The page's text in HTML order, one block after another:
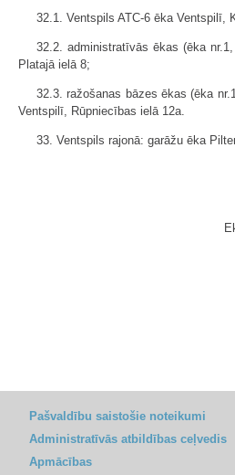
32.1. Ventspils ATC-6 ēka Ventspilī,
32.2. administratīvās ēkas (ēka
Platajā ielā 8;
32.3. ražošanas bāzes ēkas (ēka
Ventspilī, Rūpniecības ielā 12a.
33. Ventspils rajonā: garāžu ēka
Pašvaldību saistošie noteikumi
Administratīvās atbildības ceļvedis
Apmācības